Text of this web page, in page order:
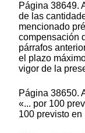
Página 38649.
de las
mencionado
compensación
párrafos
el plazo
vigor de la
Página 38650.
«... por 100
100 previsto en